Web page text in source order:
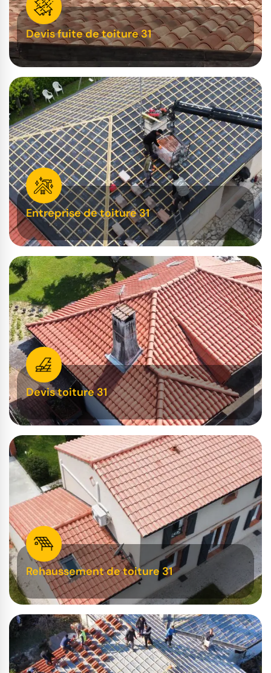
Devis fuite de toiture 31
Entreprise de toiture 31
Devis toiture 31
Rehaussement de toiture 31